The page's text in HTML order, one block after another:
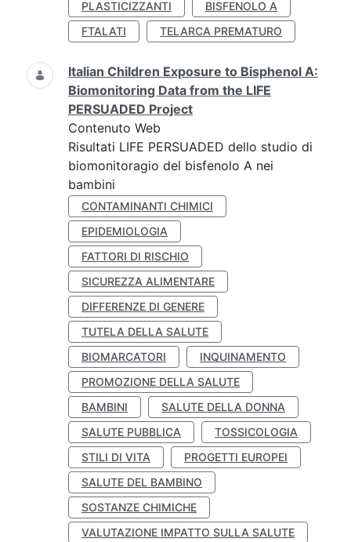
PLASTICIZZANTI
BISFENOLO A
FTALATI
TELARCA PREMATURO
Italian Children Exposure to Bisphenol A:
Biomonitoring Data from the LIFE
PERSUADED Project
Contenuto Web
Risultati LIFE PERSUADED dello studio di
biomonitoragio del bisfenolo A nei
bambini
CONTAMINANTI CHIMICI
EPIDEMIOLOGIA
FATTORI DI RISCHIO
SICUREZZA ALIMENTARE
DIFFERENZE DI GENERE
TUTELA DELLA SALUTE
BIOMARCATORI
INQUINAMENTO
PROMOZIONE DELLA SALUTE
BAMBINI
SALUTE DELLA DONNA
SALUTE PUBBLICA
TOSSICOLOGIA
STILI DI VITA
PROGETTI EUROPEI
SALUTE DEL BAMBINO
SOSTANZE CHIMICHE
VALUTAZIONE IMPATTO SULLA SALUTE